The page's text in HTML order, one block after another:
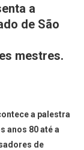
a
de São
mestres.
a palestra
anos 80 até a
de